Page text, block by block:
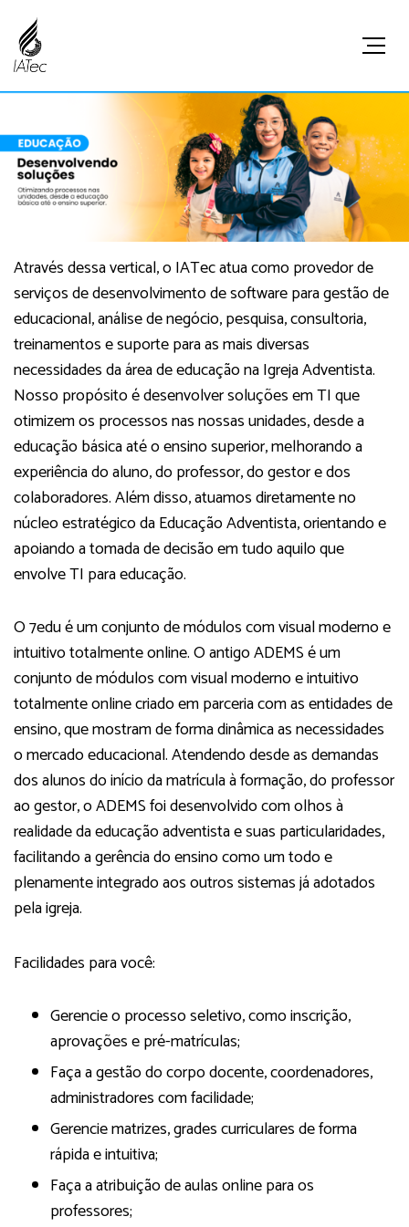
Através dessa vertical, o IATec atua como provedor de
serviços de desenvolvimento de software para gestão de
educacional, análise de negócio, pesquisa, consultoria,
treinamentos e suporte para as mais diversas
necessidades da área de educação na Igreja Adventista.
Nosso propósito é desenvolver soluções em TI que
otimizem os processos nas nossas unidades, desde a
educação básica até o ensino superior, melhorando a
experiência do aluno, do professor, do gestor e dos
colaboradores. Além disso, atuamos diretamente no
núcleo estratégico da Educação Adventista, orientando e
apoiando a tomada de decisão em tudo aquilo que
envolve TI para educação.
O 7edu é um conjunto de módulos com visual moderno e
intuitivo totalmente online. O antigo ADEMS é um
conjunto de módulos com visual moderno e intuitivo
totalmente online criado em parceria com as entidades de
ensino, que mostram de forma dinâmica as necessidades
o mercado educacional. Atendendo desde as demandas
dos alunos do início da matrícula à formação, do professor
ao gestor, o ADEMS foi desenvolvido com olhos à
realidade da educação adventista e suas particularidades,
facilitando a gerência do ensino como um todo e
plenamente integrado aos outros sistemas já adotados
pela igreja.
Facilidades para você:
Gerencie o processo seletivo, como inscrição,
aprovações e pré-matrículas;
Faça a gestão do corpo docente, coordenadores,
administradores com facilidade;
Gerencie matrizes, grades curriculares de forma
rápida e intuitiva;
Faça a atribuição de aulas online para os
professores;